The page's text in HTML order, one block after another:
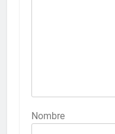
Nombre